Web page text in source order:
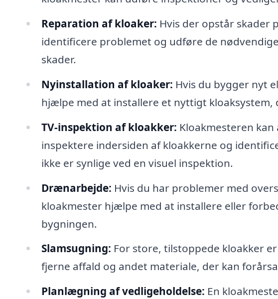
Reparation af kloaker: Hvis der opstår skader
identificere problemet og udføre de
skader.
Nyinstallation af kloaker: Hvis du bygger nyt
hjælpe med at installere et nyttigt kloaksystem,
TV-inspektion af kloakker: Kloakmesteren
inspektere indersiden af kloakkerne og
ikke er synlige ved en visuel inspektion.
Drænarbejde: Hvis du har problemer med
kloakmester hjælpe med at installere eller
bygningen.
Slamsugning: For store, tilstoppede kloakker
fjerne affald og andet materiale, der kan
Planlægning af vedligeholdelse: En